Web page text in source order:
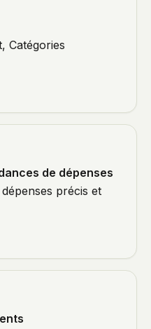
Catégories
de dépenses
précis et